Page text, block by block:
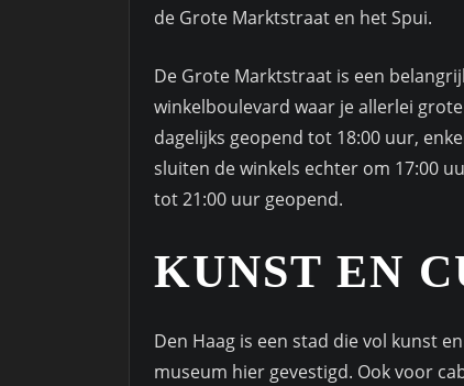
de Grote Marktstraat en het Spui.
De Grote Marktstraat is een
winkelboulevard waar je allerlei
dagelijks geopend tot 18:00 uur,
sluiten de winkels echter om 17:00
tot 21:00 uur geopend.
KUNST EN
Den Haag is een stad die vol kunst
museum hier gevestigd. Ook voor